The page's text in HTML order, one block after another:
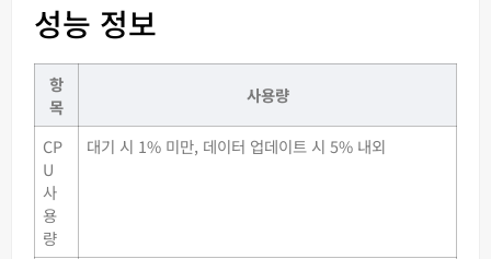
성능 정보
항
목
사용량
CP
U
사
용
량
대기 시 1% 미만, 데이터 업데이트 시 5% 내외